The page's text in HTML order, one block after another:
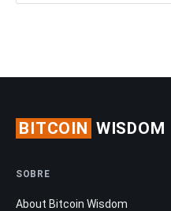
BITCOIN WISDOM
SOBRE
About Bitcoin Wisdom